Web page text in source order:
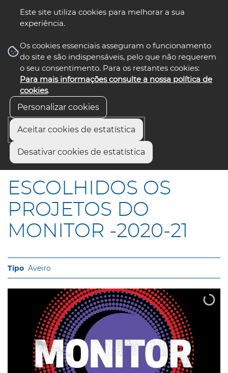
Este site utiliza cookies para melhorar a sua
experiência.
Os cookies essenciais asseguram o funcionamento
do site e são indispensáveis, pelo que não requerem
o seu consentimento. Para os restantes cookies:
Para mais informações consulte a nossa política de
cookies.
Personalizar cookies
Aceitar cookies de estatística
Desativar cookies de estatística
nos select language
Início
ESCOLHIDOS OS PROJETOS DO MONITOR -2020-21
ESCOLHIDOS OS
PROJETOS DO
MONITOR -2020-21
Aveiro